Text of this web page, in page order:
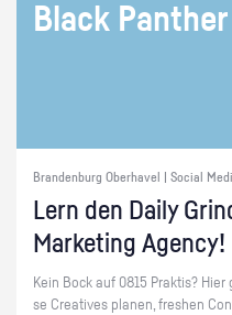
Black
Brandenburg Oberhavel | Social
Lern den Daily
Mar­ke­ting Agen­cy!
Kein Bock auf 0815 Prak­tis?
se Crea­ti­ves pla­nen, fres­hen